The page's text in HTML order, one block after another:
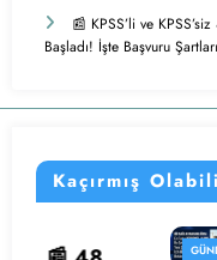
📰 KPSS’li ve
Başladı! İşte Başvuru Şartları
Kaçırmış
GÜNDEM